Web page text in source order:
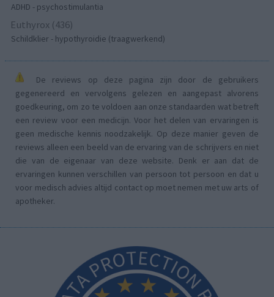
ADHD - psychostimulantia
Euthyrox (436)
Schildklier - hypothyroidie (traagwerkend)
De reviews op deze pagina zijn door de gebruikers
gegenereerd en vervolgens gelezen en aangepast alvorens
goedkeuring, om zo te voldoen aan onze standaarden wat betreft
een review voor een medicijn. Voor het delen van ervaringen is
geen medische kennis noodzakelijk. Op deze manier geven de
reviews alleen een beeld van de ervaring van de schrijvers en niet
die van de eigenaar van deze website. Denk er aan dat de
ervaringen kunnen verschillen van persoon tot persoon en dat u
voor medisch advies altijd contact op moet nemen met uw arts of
apotheker.